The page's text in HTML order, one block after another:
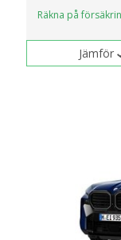
Räkna på
Jämför